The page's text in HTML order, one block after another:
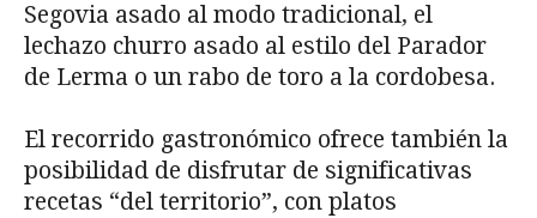
Segovia asado al modo tradicional, el
lechazo churro asado al estilo del Parador
de Lerma o un rabo de toro a la cordobesa.
El recorrido gastronómico ofrece también la
posibilidad de disfrutar de significativas
recetas “del territorio”, con platos